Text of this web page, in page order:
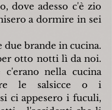
dove adesso c'è zio
a dormire in sei
due brande in cucina.
otto notti lì da noi.
c'erano nella cucina
le salsicce o i
ci appesero i fuculi,